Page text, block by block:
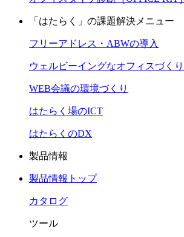
「はたらく」の課題解決メニュー
フリーアドレス・ABWの導入
ウェルビーイングなオフィスづくり
WEB会議の環境づくり
はたらく場のICT
はたらくのDX
製品情報
製品情報トップ
カタログ
ツール